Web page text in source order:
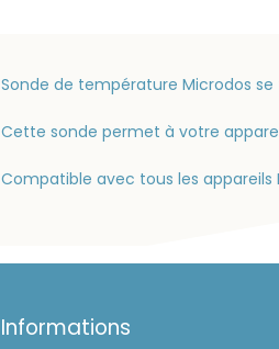
Sonde de température Microdos
Cette sonde permet à votre
Compatible avec tous les appareils
Informations